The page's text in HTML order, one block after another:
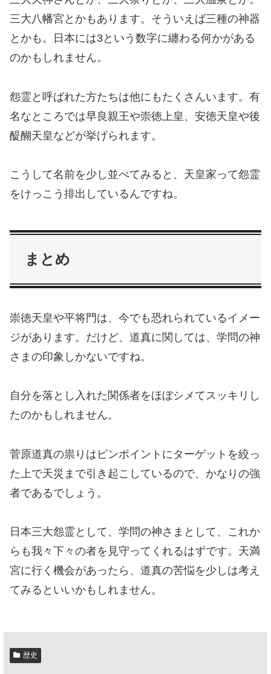
三大八幡宮とかもあります。そういえば三種の神器
とかも。日本には3という数字に纏わる何かがある
のかもしれません。
怨霊と呼ばれた方たちは他にもたくさんいます。有
名なところでは早良親王や崇徳上皇、安徳天皇や後
醍醐天皇などが挙げられます。
こうして名前を少し並べてみると、天皇家って怨霊
をけっこう排出しているんですね。
まとめ
崇徳天皇や平将門は、今でも恐れられているイメー
ジがあります。だけど、道真に関しては、学問の神
さまの印象しかないですね。
自分を落とし入れた関係者をほぼシメてスッキリし
たのかもしれません。
菅原道真の祟りはピンポイントにターゲットを絞っ
た上で天災まで引き起こしているので、かなりの強
者であるでしょう。
日本三大怨霊として、学問の神さまとして、これか
らも我々下々の者を見守ってくれるはずです。天満
宮に行く機会があったら、道真の苦悩を少しは考え
てみるといいかもしれません。
歴史